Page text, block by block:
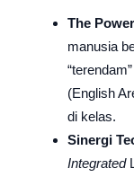
The
manusia
(English
di kelas.
Sinergi
Integrated